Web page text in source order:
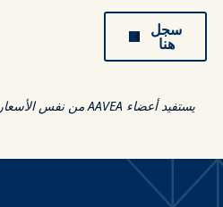
سجل
هنا
يستفيد أعضاء AAVEA من نفس الأسعار التي يحصل عليها أعضاء IAAPA